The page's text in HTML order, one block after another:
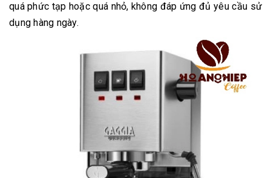
quá phức tạp hoặc quá nhỏ, không đáp ứng đủ yêu cầu sử
dụng hàng ngày.